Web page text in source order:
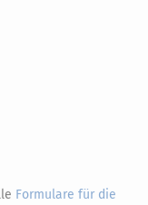
Formulare für die